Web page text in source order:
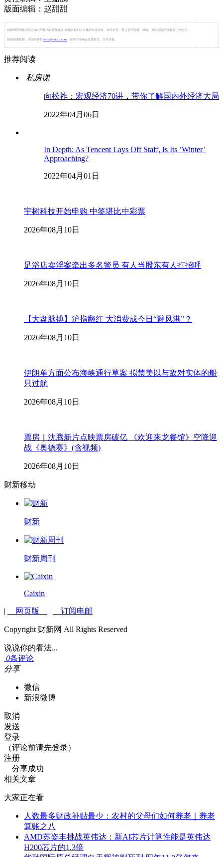
版面编辑：赵甜甜
财新网所刊载内容之知识产权为财新传媒及/或相关权利人专属所有或持有。未经许可，禁止进行转载、摘编、复制及建立镜像等任何使用。
如有意愿转载，请发邮件至 hello@caixin.com ，获得书面确认及授权后，方可转载。
推荐阅读
私房课
向松祚：宏观经济70讲，带你了解国内外经济大局
2022年04月06日
In Depth: As Tencent Lays Off Staff, Is Its ‘Winter’
Approaching?
2022年04月01日
宇树科技开始申购 中签堪比中彩票
2026年08月10日
足浴店卖淫案牵出多名警员 有人当股东有人打招呼
2026年08月10日
【大盘脉搏】沪指翻红 大消费成今日“避风港”？
2026年08月10日
伊朗单方面公布海峡通行草案 拟禁美以与敌对实体的船
只过航
2026年08月10日
票房｜沈腾新片点映票房破亿 《欢迎来龙餐馆》空降迎
战《奥德赛》(含视频)
2026年08月10日
财新移动
财新
财新周刊
Caixin
| 网页版 | 订阅电邮
Copyright 财新网 All Rights Reserved
说说你的看法...
0条评论
分享
微信
新浪微博
取消
发送
登录
（评论前请先登录）
注册
分享成功
相关文章
大家正在看
人数最多财政补贴最少：农村的父母们如何养老｜养老
算账之八
AMD苏姿丰挑战英伟达：新AI芯片计算性能是英伟达
H200芯片的1.3倍